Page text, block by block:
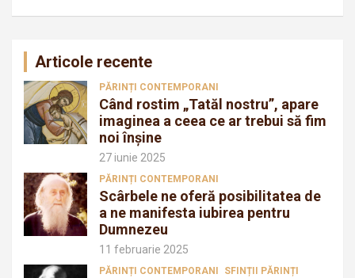
Articole recente
PĂRINȚI CONTEMPORANI
Când rostim „Tatăl nostru”, apare
imaginea a ceea ce ar trebui să fim
noi înșine
27 iunie 2025
PĂRINȚI CONTEMPORANI
Scârbele ne oferă posibilitatea de
a ne manifesta iubirea pentru
Dumnezeu
11 februarie 2025
PĂRINȚI CONTEMPORANI SFINȚII PĂRINȚI